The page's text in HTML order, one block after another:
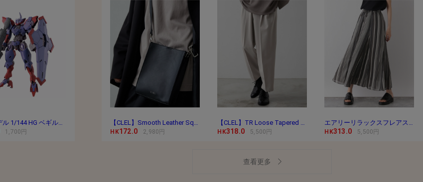
プラモデル 1/144 HG ベギルペンデ 「機動戦士ガ
1,700円
【CLEL】Smooth Leather Square Shoulder Bag / スムースレ
HK172.0 2,980円
【CLEL】TR Loose Tapered Slacks / TR ルーズテーパード
HK318.0 5,500円
エアリーリラックスフレアスカート/171747
HK313.0 5,500円
查看更多